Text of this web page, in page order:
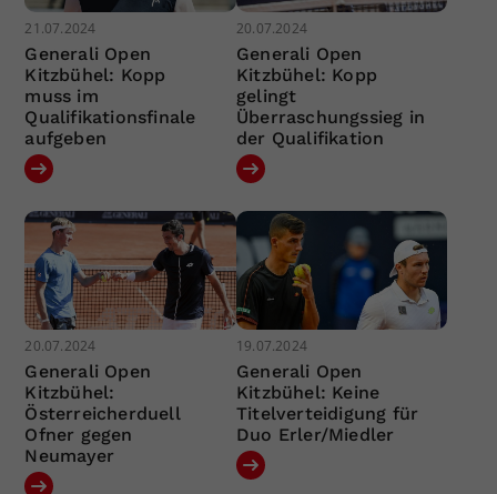
21.07.2024
Generali Open
Kitzbühel: Kopp
muss im
Qualifikationsfinale
aufgeben
20.07.2024
Generali Open
Kitzbühel: Kopp
gelingt
Überraschungssieg in
der Qualifikation
20.07.2024
Generali Open
Kitzbühel:
Österreicherduell
Ofner gegen
Neumayer
19.07.2024
Generali Open
Kitzbühel: Keine
Titelverteidigung für
Duo Erler/Miedler